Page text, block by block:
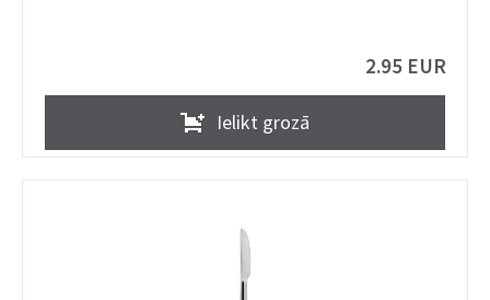
2.95 EUR
Ielikt grozā